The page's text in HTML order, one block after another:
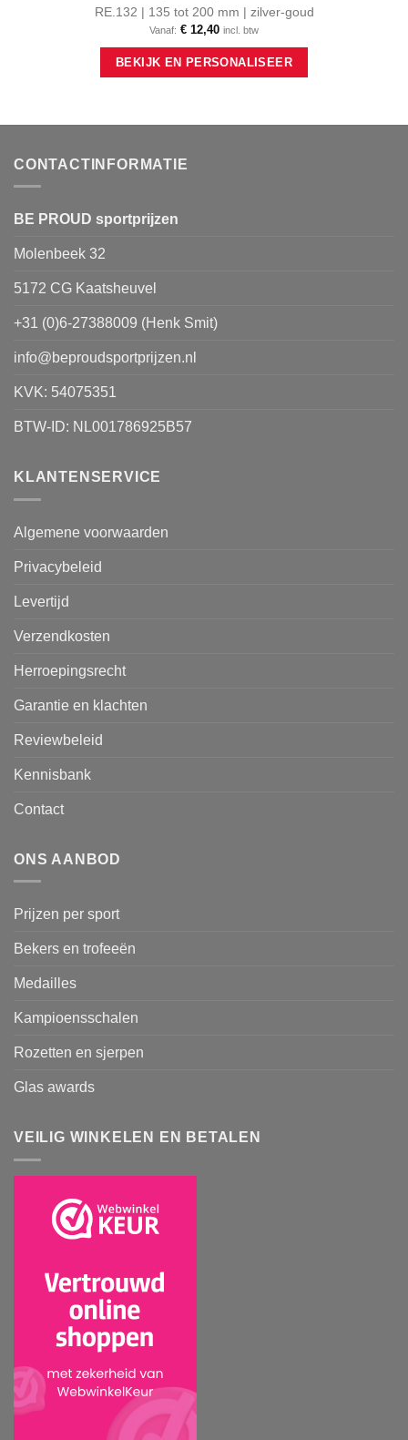
RE.132 | 135 tot 200 mm | zilver-goud
Vanaf: € 12,40 incl. btw
BEKIJK EN PERSONALISEER
heeft
CONTACTINFORMATIE
BE PROUD sportprijzen
Molenbeek 32
5172 CG Kaatsheuvel
+31 (0)6-27388009 (Henk Smit)
info@beproudsportprijzen.nl
KVK: 54075351
BTW-ID: NL001786925B57
KLANTENSERVICE
Algemene voorwaarden
Privacybeleid
Levertijd
Verzendkosten
Herroepingsrecht
Garantie en klachten
Reviewbeleid
Kennisbank
Contact
ONS AANBOD
Prijzen per sport
Bekers en trofeeën
Medailles
Kampioensschalen
Rozetten en sjerpen
Glas awards
VEILIG WINKELEN EN BETALEN